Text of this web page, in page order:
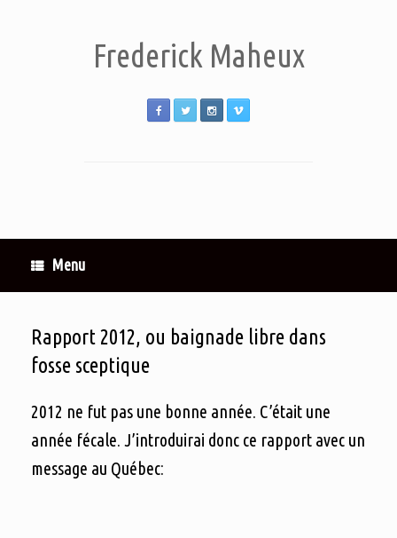
Frederick Maheux
Menu
Rapport 2012, ou baignade libre dans
fosse sceptique
2012 ne fut pas une bonne année. C’était une
année fécale. J’introduirai donc ce rapport avec un
message au Québec: